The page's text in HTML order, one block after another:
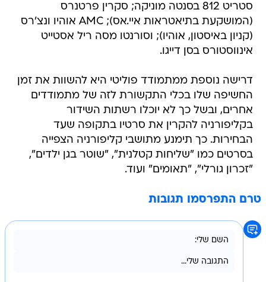
סטריט 812 בסנטה מוניקה; סקרין פרטנרס
(המושקעת בתיאטראות איי.אס); AMC אוהיו ונצ'רס
(קניון באיסטון, אוהיו); וסורנטו מסה ריל אסטייט
אינווסטורס בסן דייגו.
דרישה נוספת ממתמודד פוליטי היא להשוות את זמן
החשיפה שלו בכלי התקשורת לזה של מתמודדים
אחרים, ובשל כך לא יוכלו רשתות השידור
בקליפורניה להקרין את סרטיו בתקופה שעד
הבחירות. כך תימנע מתושבי קליפורניה הצפייה
בסרטים כמו "שליחות קטלנית", "שוטר בגן ילדים",
"זכרון גורלי", "תאומים" ועוד.
טרם התפרסמו תגובות